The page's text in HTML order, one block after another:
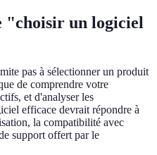
"choisir un logiciel
pas à sélectionner un produit
de comprendre votre
et d'analyser les
efficace devrait répondre à
la compatibilité avec
support offert par le